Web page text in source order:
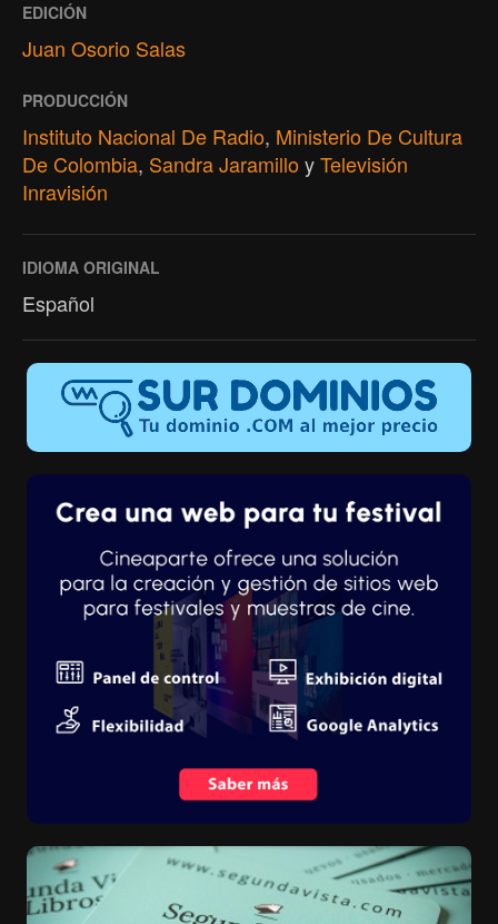
EDICIÓN
Juan Osorio Salas
PRODUCCIÓN
Instituto Nacional De Radio, Ministerio De Cultura
De Colombia, Sandra JaramilloyTelevisión
Inravisión
IDIOMA ORIGINAL
Español